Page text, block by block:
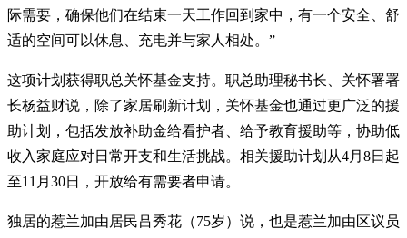
际需要，确保他们在结束一天工作回到家中，有一个安全、舒
适的空间可以休息、充电并与家人相处。”
这项计划获得职总关怀基金支持。职总助理秘书长、关怀署署
长杨益财说，除了家居刷新计划，关怀基金也通过更广泛的援
助计划，包括发放补助金给看护者、给予教育援助等，协助低
收入家庭应对日常开支和生活挑战。相关援助计划从4月8日起
至11月30日，开放给有需要者申请。
独居的惹兰加由居民吕秀花（75岁）说，也是惹兰加由区议员